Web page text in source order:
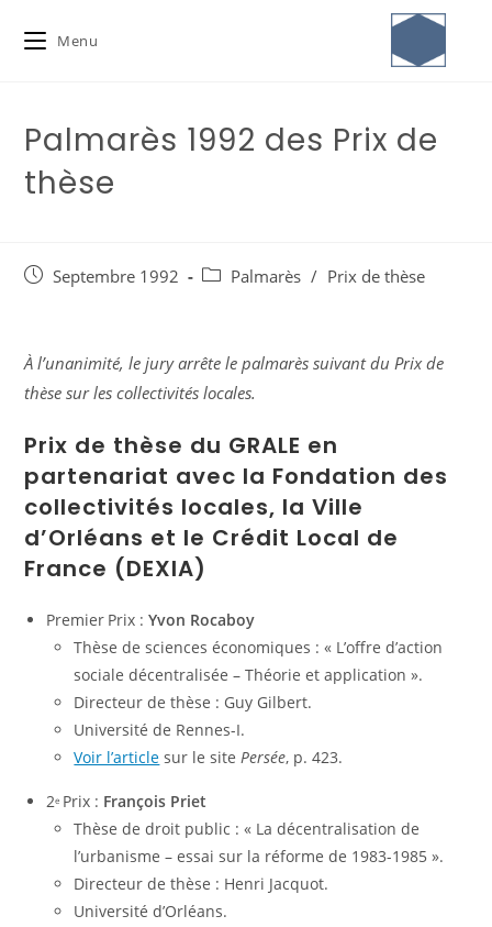
Menu
Palmarès 1992 des Prix de
thèse
Septembre 1992 Palmarès / Prix de thèse
À l’unanimité, le jury arrête le palmarès suivantdu Prix de
thèse sur les collectivités locales.
Prix de thèse du GRALE en
partenariat avec la Fondation des
collectivités locales, la Ville
d’Orléans et le Crédit Local de
France (DEXIA)
Premier Prix :Yvon Rocaboy
Thèse de sciences économiques : « L’offre d’action
sociale décentralisée – Théorie et application ».
Directeur de thèse : Guy Gilbert.
Université de Rennes-I.
Voir l’article sur le sitePersée, p. 423.
2e Prix : François Priet
Thèse de droit public : « La décentralisation de
l’urbanisme – essai sur la réforme de 1983-1985 ».
Directeur de thèse : Henri Jacquot.
Université d’Orléans.